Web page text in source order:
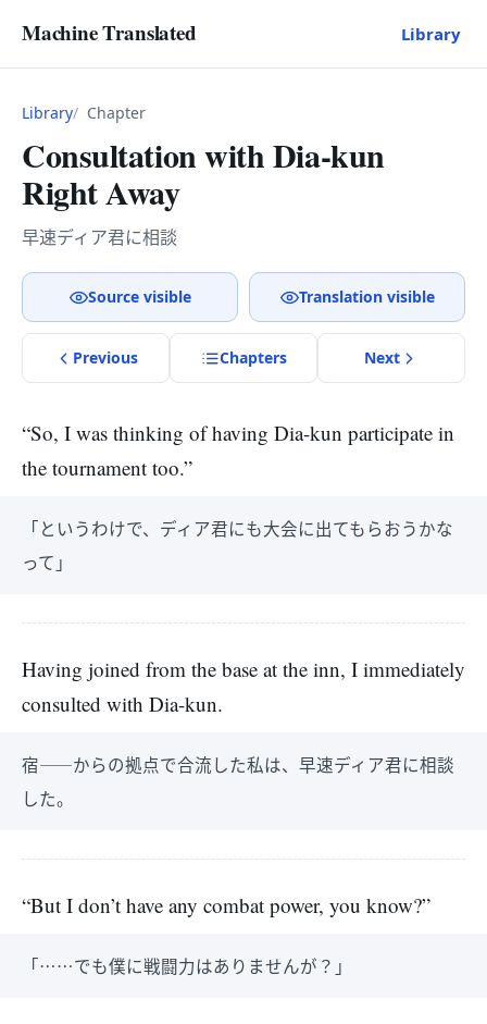
Machine Translated Library
Library Chapter
Consultation with Dia-kun
Right Away
早速ディア君に相談
Source visible Translation visible
Previous Chapters Next
“So, I was thinking of having Dia-kun participate in
the tournament too.”
「というわけで、ディア君にも大会に出てもらおうかな
って」
Having joined from the base at the inn, I immediately
consulted with Dia-kun.
宿――からの拠点で合流した私は、早速ディア君に相談
した。
“But I don’t have any combat power, you know?”
「……でも僕に戦闘力はありませんが？」